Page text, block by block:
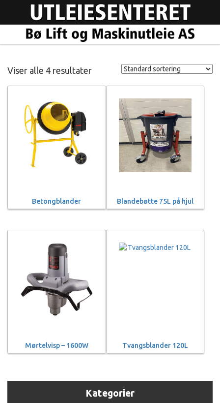
Viser alle 4 resultater
Betongblander Blandebøtte 75L på hjul
Mørtelvisp – 1600W Tvangsblander 120L
Kategorier